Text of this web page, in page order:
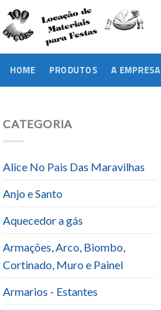
HOME PRODUTOS A EMPRESA
CATEGORIA
Alice No Pais Das Maravilhas
Anjo e Santo
Aquecedor a gás
Armações, Arco, Biombo,
Cortinado, Muro e Painel
Armarios - Estantes